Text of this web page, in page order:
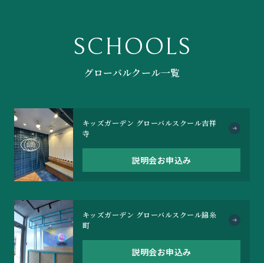
SCHOOLS
グローバルクール一覧
キッズガーデン グローバルスクール吉祥
寺
説明会お申込み
キッズガーデン グローバルスクール錦糸
町
説明会お申込み